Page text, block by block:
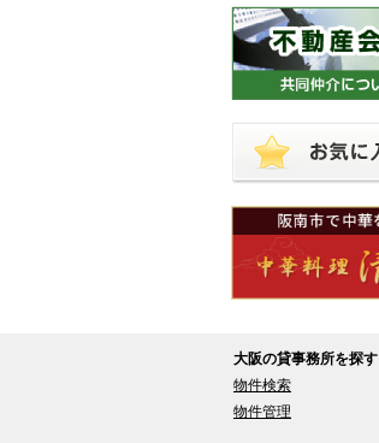
大阪の貸事務所を探す
物件検索
物件管理